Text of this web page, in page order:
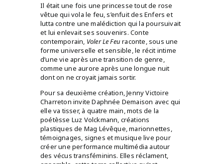
Il était une fois une princesse tout de rose
vêtue qui vola le feu, s’enfuit des Enfers et
lutta contre une malédiction qui la poursuivait
et lui enlevait ses souvenirs. Conte
contemporain, Voler Le Feuraconte, sous une
forme universelle et sensible, le récit intime
d’une vie après une transition de genre,
comme une aurore après une longue nuit
dont on ne croyait jamais sortir.
Pour sa deuxième création, Jenny Victoire
Charreton invite Daphnée Demaison avec qui
elle va tisser, à quatre main, mots de la
poétèsse Luz Volckmann, créations
plastiques de Mag Lévêque, marionnettes,
témoignages, signes et musique live pour
créer une performance multimédia autour
des vécus transféminins. Elles réclament,